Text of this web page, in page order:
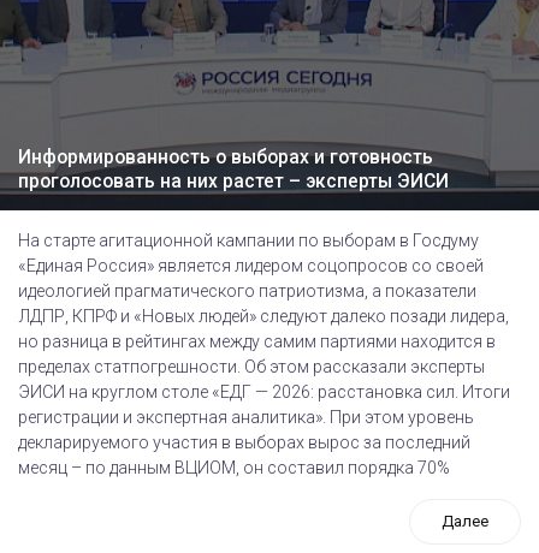
Информированность о выборах и готовность
проголосовать на них растет – эксперты ЭИСИ
На старте агитационной кампании по выборам в Госдуму
«Единая Россия» является лидером соцопросов со своей
идеологией прагматического патриотизма, а показатели
ЛДПР, КПРФ и «Новых людей» следуют далеко позади лидера,
но разница в рейтингах между самим партиями находится в
пределах статпогрешности. Об этом рассказали эксперты
ЭИСИ на круглом столе «ЕДГ — 2026: расстановка сил. Итоги
регистрации и экспертная аналитика». При этом уровень
декларируемого участия в выборах вырос за последний
месяц – по данным ВЦИОМ, он составил порядка 70%
Далее